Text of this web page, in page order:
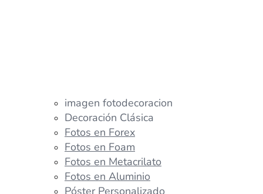
imagen fotodecoracion
Decoración Clásica
Fotos en Forex
Fotos en Foam
Fotos en Metacrilato
Fotos en Aluminio
Póster Personalizado